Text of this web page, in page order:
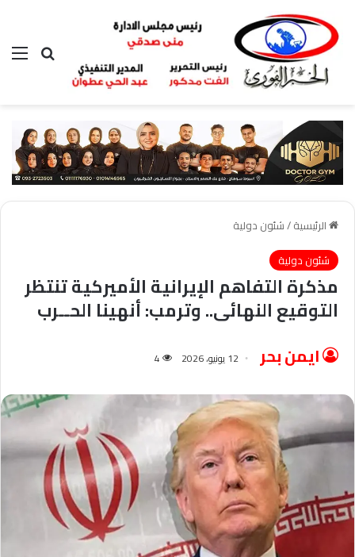
بحث عن
الرئيسية/شئون دولية
شئون دولية
مذكرة التفاهم الإيرانية الأميركية تنتظر
التوقيع النهائى.. وترمب: أنهينا الحــرب
ايمن بحر 12 يونيو، 2026 4